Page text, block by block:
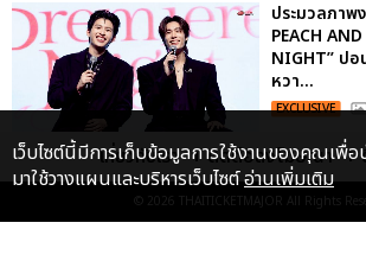
ประมวลภาพ
PEACH
NIGHT” ป
หวา...
EXCLUSIVE
ประมวลภาพ
ริมหาดสุดฮอ
ใหญ่ “JOSS
เกี่ยวกับเรา ติดต่อลงโฆษณา
© 2026 THAITICKETMAJOR All Rights
เว็บไซต์นี้มีการเก็บข้อมูลการใช้งานของคุณเพื่อ
มาใช้วางแผนและบริหารเว็บไซต์อ่านเพิ่มเติม